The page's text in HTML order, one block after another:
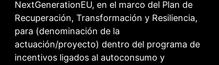
NextGenerationEU, en el marco del Plan de
Recuperación, Transformación y Resiliencia,
para (denominación de la
actuación/proyecto) dentro del programa de
incentivos ligados al autoconsumo y